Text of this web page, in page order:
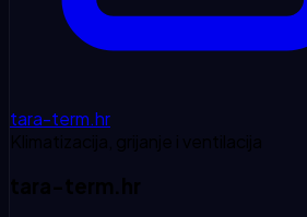
tara-term.hr
Klimatizacija, grijanje i ventilacija
tara-term.hr